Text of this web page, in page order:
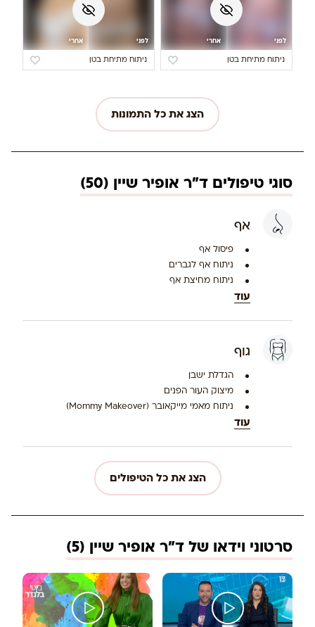
לפני אחרי
ניתוח מתיחת בטן
לפני אחרי
ניתוח מתיחת בטן
הצג את כל התמונות
סוגי טיפולים ד"ר אופיר שיין (50)
אף
פיסול אף
ניתוח אף לגברים
ניתוח מחיצת אף
עוד
גוף
הגדלת ישבן
מיצוק העור הפנים
ניתוח מאמי מייקאובר (Mommy Makeover)
עוד
הצג את כל הטיפולים
סרטוני וידאו של ד"ר אופיר שיין (5)